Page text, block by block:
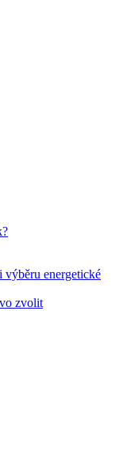
výběru energetické
zvolit